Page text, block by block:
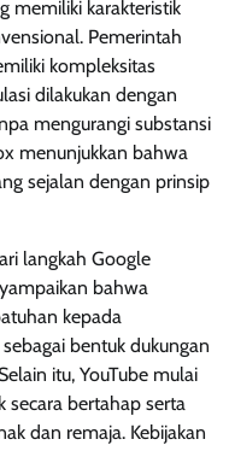
memiliki karakteristik
Pemerintah
kompleksitas
dilakukan dengan
mengurangi substansi
menunjukkan bahwa
sejalan dengan prinsip
langkah Google
bahwa
kepada
bentuk dukungan
itu, YouTube mulai
secara bertahap serta
dan remaja. Kebijakan